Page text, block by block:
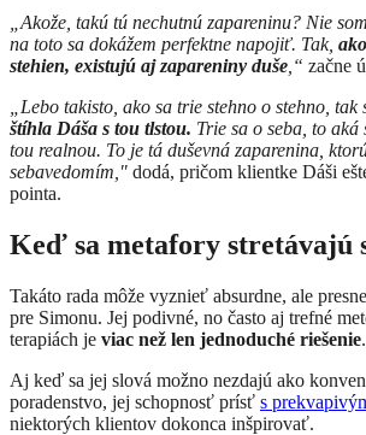
„Akože, takú tú nechutnú zapareninu? Nie
na toto sa dokážem perfektne napojiť. Tak,
stehien, existujú aj zapareniny duše ,“ začne
„Lebo takisto, ako sa trie stehno o stehno, tak
štíhla Dáša s tou tlstou. Trie sa o seba, to
tou realnou. To je tá duševná zaparenina,
sebavedomím," dodá, pričom klientke Dáši
pointa.
Keď sa metafory stretávajú
Takáto rada môže vyznieť absurdne, ale
pre Simonu. Jej podivné, no často aj trefné
terapiách je viac než len jednoduché riešenie.
Aj keď sa jej slová možno nezdajú ako
poradenstvo, jej schopnosť prísť s
niektorých klientov dokonca inšpirovať.